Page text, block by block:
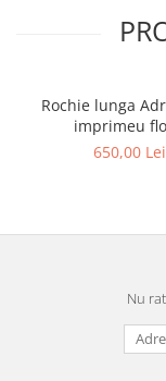
Rochie lunga
imprimeu
650,00 Lei
Nu